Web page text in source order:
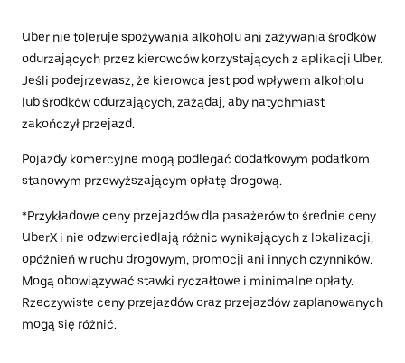
Uber nie toleruje spożywania alkoholu ani zażywania środków
odurzających przez kierowców korzystających z aplikacji Uber.
Jeśli podejrzewasz, że kierowca jest pod wpływem alkoholu
lub środków odurzających, zażądaj, aby natychmiast
zakończył przejazd.
Pojazdy komercyjne mogą podlegać dodatkowym podatkom
stanowym przewyższającym opłatę drogową.
*Przykładowe ceny przejazdów dla pasażerów to średnie ceny
UberX i nie odzwierciedlają różnic wynikających z lokalizacji,
opóźnień w ruchu drogowym, promocji ani innych czynników.
Mogą obowiązywać stawki ryczałtowe i minimalne opłaty.
Rzeczywiste ceny przejazdów oraz przejazdów zaplanowanych
mogą się różnić.